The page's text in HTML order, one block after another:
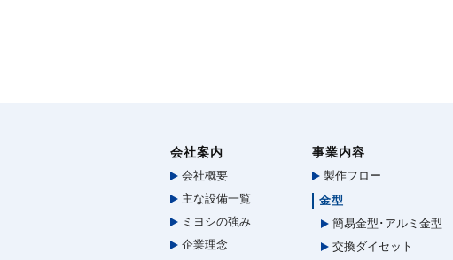
会社案内
会社概要
主な設備一覧
ミヨシの強み
企業理念
事業内容
製作フロー
金型
簡易金型･アルミ金型
交換ダイセット